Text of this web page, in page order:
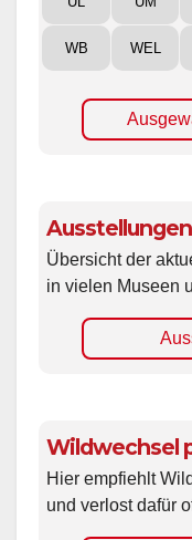
WB WEL
Übersicht der
in vielen Museen
Wildwechsel
Hier empfiehlt
und verlost dafür